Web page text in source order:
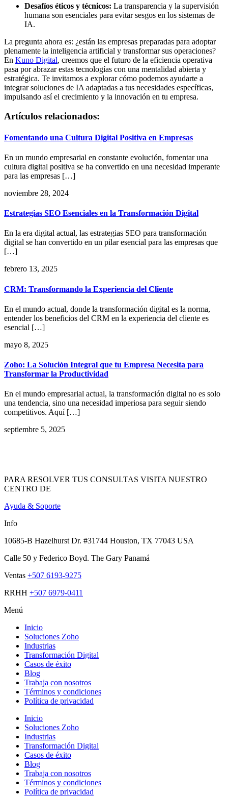
Desafíos éticos y técnicos: La transparencia y la supervisión
humana son esenciales para evitar sesgos en los sistemas de
IA.
La pregunta ahora es: ¿están las empresas preparadas para adoptar
plenamente la inteligencia artificial y transformar sus operaciones?
En Kuno Digital, creemos que el futuro de la eficiencia operativa
pasa por abrazar estas tecnologías con una mentalidad abierta y
estratégica. Te invitamos a explorar cómo podemos ayudarte a
integrar soluciones de IA adaptadas a tus necesidades específicas,
impulsando así el crecimiento y la innovación en tu empresa.
Artículos relacionados:
Fomentando una Cultura Digital Positiva en Empresas
En un mundo empresarial en constante evolución, fomentar una
cultura digital positiva se ha convertido en una necesidad imperante
para las empresas […]
noviembre 28, 2024
Estrategias SEO Esenciales en la Transformación Digital
En la era digital actual, las estrategias SEO para transformación
digital se han convertido en un pilar esencial para las empresas que
[…]
febrero 13, 2025
CRM: Transformando la Experiencia del Cliente
En el mundo actual, donde la transformación digital es la norma,
entender los beneficios del CRM en la experiencia del cliente es
esencial […]
mayo 8, 2025
Zoho: La Solución Integral que tu Empresa Necesita para
Transformar la Productividad
En el mundo empresarial actual, la transformación digital no es solo
una tendencia, sino una necesidad imperiosa para seguir siendo
competitivos. Aquí […]
septiembre 5, 2025
PARA RESOLVER TUS CONSULTAS VISITA NUESTRO
CENTRO DE
Ayuda & Soporte
Info
10685-B Hazelhurst Dr. #31744 Houston, TX 77043 USA
Calle 50 y Federico Boyd. The Gary Panamá
Ventas +507 6193-9275
RRHH +507 6979-0411
Menú
Inicio
Soluciones Zoho
Industrias
Transformación Digital
Casos de éxito
Blog
Trabaja con nosotros
Términos y condiciones
Política de privacidad
Inicio
Soluciones Zoho
Industrias
Transformación Digital
Casos de éxito
Blog
Trabaja con nosotros
Términos y condiciones
Política de privacidad